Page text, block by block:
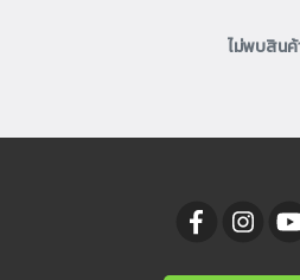
ไม่พบสินค้